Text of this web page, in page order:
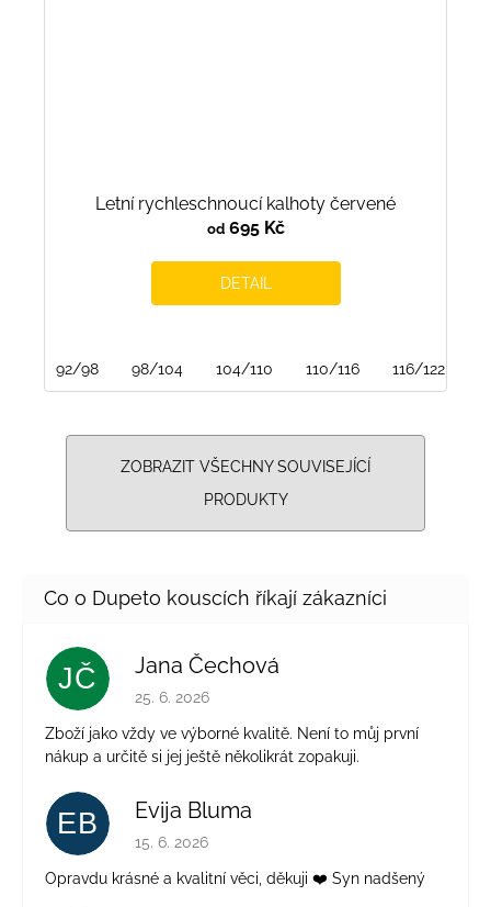
Letní rychleschnoucí kalhoty červené
od695 Kč
DETAIL
92/98 98/104 104/110 110/116 116/122
ZOBRAZIT VŠECHNY SOUVISEJÍCÍ
PRODUKTY
JČ Jana Čechová
Hodnocení obchodu je 5 z 5 hvězdiček.
25. 6. 2026
Zboží jako vždy ve výborné kvalitě. Není to můj první
nákup a určitě si jej ještě několikrát zopakuji.
EB Evija Bluma
Hodnocení obchodu je 5 z 5 hvězdiček.
15. 6. 2026
Opravdu krásné a kvalitní věci, děkuji ❤️ Syn nadšený